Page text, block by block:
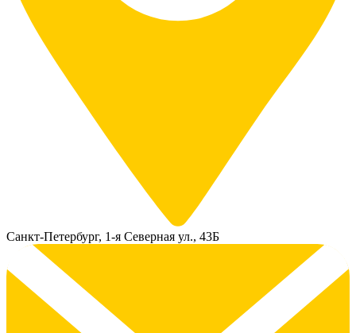
Санкт-Петербург, 1-я Северная ул., 43Б